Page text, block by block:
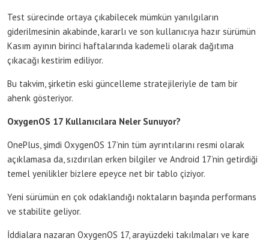
Test sürecinde ortaya çıkabilecek mümkün yanılgıların
giderilmesinin akabinde, kararlı ve son kullanıcıya hazır sürümün
Kasım ayının birinci haftalarında kademeli olarak dağıtıma
çıkacağı kestirim ediliyor.
Bu takvim, şirketin eski güncelleme stratejileriyle de tam bir
ahenk gösteriyor.
OxygenOS 17 Kullanıcılara Neler Sunuyor?
OnePlus, şimdi OxygenOS 17’nin tüm ayrıntılarını resmi olarak
açıklamasa da, sızdırılan erken bilgiler ve Android 17’nin getirdiği
temel yenilikler bizlere epeyce net bir tablo çiziyor.
Yeni sürümün en çok odaklandığı noktaların başında performans
ve stabilite geliyor.
İddialara nazaran OxygenOS 17, arayüzdeki takılmaları ve kare